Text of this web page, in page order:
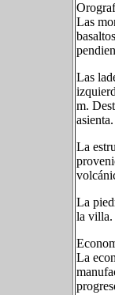
Las
Las
m.
asienta.
La
La
la villa.
La